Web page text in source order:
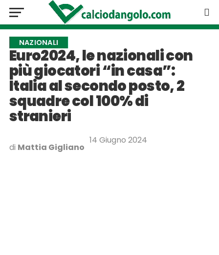
NAZIONALI
Euro2024, le nazionali con
più giocatori “in casa”:
Italia al secondo posto, 2
squadre col 100% di
stranieri
di Mattia Gigliano
14 Giugno 2024